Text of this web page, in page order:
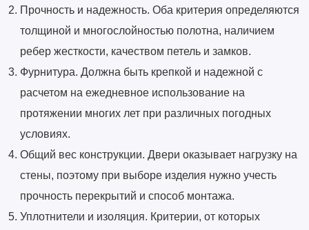
Прочность и надежность. Оба критерия определяются
толщиной и многослойностью полотна, наличием
ребер жесткости, качеством петель и замков.
Фурнитура. Должна быть крепкой и надежной с
расчетом на ежедневное использование на
протяжении многих лет при различных погодных
условиях.
Общий вес конструкции. Двери оказывает нагрузку на
стены, поэтому при выборе изделия нужно учесть
прочность перекрытий и способ монтажа.
Уплотнители и изоляция. Критерии, от которых